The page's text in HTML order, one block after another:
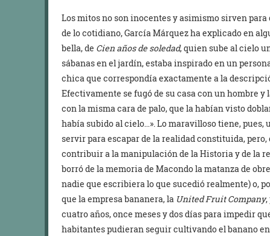
Los mitos no son inocentes y asimismo sirven
de lo cotidiano, García Márquez ha explicado en
bella, de Cien años de soledad, quien sube al cielo
sábanas en el jardín, estaba inspirado en un
chica que correspondía exactamente a la
Efectivamente se fugó de su casa con un hombre
con la misma cara de palo, que la habían visto
había subido al cielo…». Lo maravilloso tiene, pues,
servir para escapar de la realidad constituida,
contribuir a la manipulación de la Historia y de la
borró de la memoria de Macondo la matanza de
nadie que escribiera lo que sucedió realmente) o,
que la empresa bananera, la United Fruit Company
cuatro años, once meses y dos días para impedir
habitantes pudieran seguir cultivando el banano